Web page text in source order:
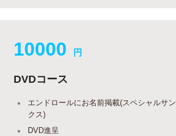
10000 円
DVDコース
エンドロールにお名前掲載(スペシャルサン
クス)
DVD進呈